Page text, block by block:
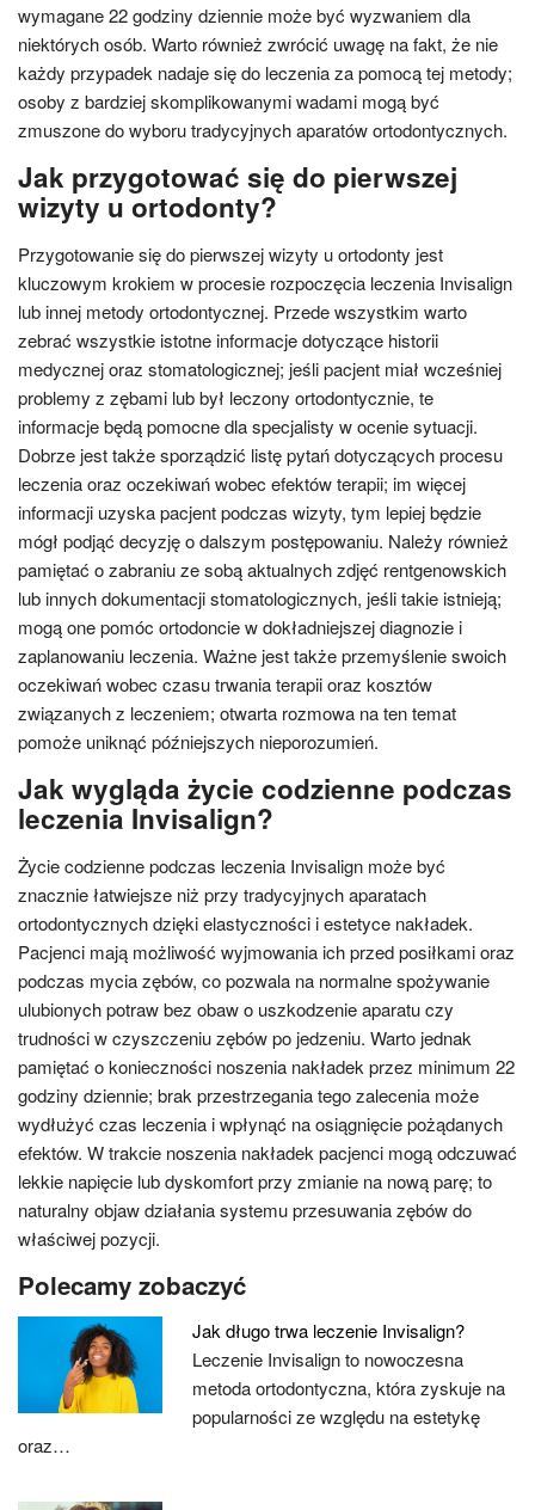
wymagane 22 godziny dziennie może być wyzwaniem dla
niektórych osób. Warto również zwrócić uwagę na fakt, że nie
każdy przypadek nadaje się do leczenia za pomocą tej metody;
osoby z bardziej skomplikowanymi wadami mogą być
zmuszone do wyboru tradycyjnych aparatów ortodontycznych.
Jak przygotować się do pierwszej
wizyty u ortodonty?
Przygotowanie się do pierwszej wizyty u ortodonty jest
kluczowym krokiem w procesie rozpoczęcia leczenia Invisalign
lub innej metody ortodontycznej. Przede wszystkim warto
zebrać wszystkie istotne informacje dotyczące historii
medycznej oraz stomatologicznej; jeśli pacjent miał wcześniej
problemy z zębami lub był leczony ortodontycznie, te
informacje będą pomocne dla specjalisty w ocenie sytuacji.
Dobrze jest także sporządzić listę pytań dotyczących procesu
leczenia oraz oczekiwań wobec efektów terapii; im więcej
informacji uzyska pacjent podczas wizyty, tym lepiej będzie
mógł podjąć decyzję o dalszym postępowaniu. Należy również
pamiętać o zabraniu ze sobą aktualnych zdjęć rentgenowskich
lub innych dokumentacji stomatologicznych, jeśli takie istnieją;
mogą one pomóc ortodoncie w dokładniejszej diagnozie i
zaplanowaniu leczenia. Ważne jest także przemyślenie swoich
oczekiwań wobec czasu trwania terapii oraz kosztów
związanych z leczeniem; otwarta rozmowa na ten temat
pomoże uniknąć późniejszych nieporozumień.
Jak wygląda życie codzienne podczas
leczenia Invisalign?
Życie codzienne podczas leczenia Invisalign może być
znacznie łatwiejsze niż przy tradycyjnych aparatach
ortodontycznych dzięki elastyczności i estetyce nakładek.
Pacjenci mają możliwość wyjmowania ich przed posiłkami oraz
podczas mycia zębów, co pozwala na normalne spożywanie
ulubionych potraw bez obaw o uszkodzenie aparatu czy
trudności w czyszczeniu zębów po jedzeniu. Warto jednak
pamiętać o konieczności noszenia nakładek przez minimum 22
godziny dziennie; brak przestrzegania tego zalecenia może
wydłużyć czas leczenia i wpłynąć na osiągnięcie pożądanych
efektów. W trakcie noszenia nakładek pacjenci mogą odczuwać
lekkie napięcie lub dyskomfort przy zmianie na nową parę; to
naturalny objaw działania systemu przesuwania zębów do
właściwej pozycji.
Polecamy zobaczyć
Jak długo trwa leczenie Invisalign?
Leczenie Invisalign to nowoczesna
metoda ortodontyczna, która zyskuje na
popularności ze względu na estetykę
oraz…